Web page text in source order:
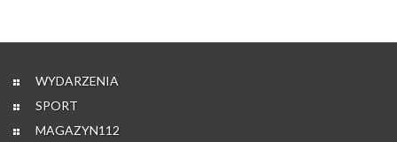
WYDARZENIA
SPORT
MAGAZYN112